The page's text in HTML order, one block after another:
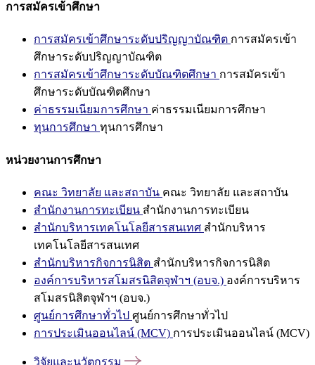
การสมัครเข้าศึกษา
การสมัครเข้าศึกษาระดับปริญญาบัณฑิต การสมัครเข้า
ศึกษาระดับปริญญาบัณฑิต
การสมัครเข้าศึกษาระดับบัณฑิตศึกษา การสมัครเข้า
ศึกษาระดับบัณฑิตศึกษา
ค่าธรรมเนียมการศึกษา ค่าธรรมเนียมการศึกษา
ทุนการศึกษา ทุนการศึกษา
หน่วยงานการศึกษา
คณะ วิทยาลัย และสถาบัน คณะ วิทยาลัย และสถาบัน
สำนักงานการทะเบียน สำนักงานการทะเบียน
สำนักบริหารเทคโนโลยีสารสนเทศ สำนักบริหาร
เทคโนโลยีสารสนเทศ
สำนักบริหารกิจการนิสิต สำนักบริหารกิจการนิสิต
องค์การบริหารสโมสรนิสิตจุฬาฯ (อบจ.) องค์การบริหาร
สโมสรนิสิตจุฬาฯ (อบจ.)
ศูนย์การศึกษาทั่วไป ศูนย์การศึกษาทั่วไป
การประเมินออนไลน์ (MCV) การประเมินออนไลน์ (MCV)
วิจัยและนวัตกรรม